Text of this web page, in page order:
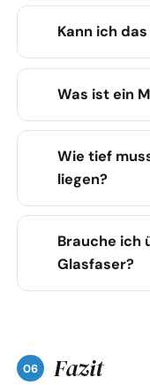
Kann ich
Was ist ein
Wie tief
liegen?
Brauche ich
Glasfaser?
Fazit